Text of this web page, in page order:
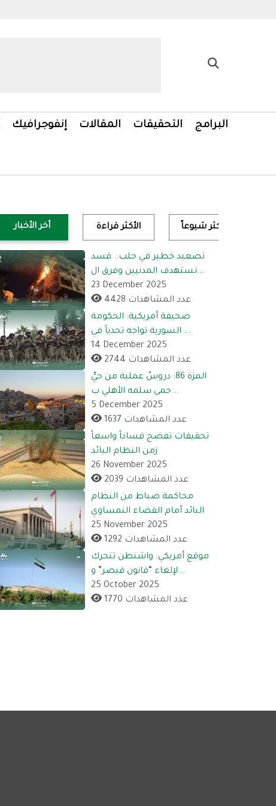
إنفوجرافيك المقالات التحقيقات البرامج
أخر الأخبار الأكثر قراءة الأكثر شيوعاً
تصعيد خطير في حلب.. قسد
تستهدف المدنيين وفرق ال...
23 December 2025
4428 عدد المشاهدات
صحيفة أمريكية: الحكومة
السورية تواجه تحدياً في ...
14 December 2025
2744 عدد المشاهدات
المزة 86: دروسٌ عملية من حيٍّ
حمى سلمه الأهلي ب...
5 December 2025
1637 عدد المشاهدات
تحقيقات تفضح فساداً واسعاً
زمن النظام البائد
26 November 2025
2039 عدد المشاهدات
محاكمة ضباط من النظام
البائد أمام القضاء النمساوي
25 November 2025
1292 عدد المشاهدات
موقع أمريكي: واشنطن تتحرك
لإلغاء “قانون قيصر” و...
25 October 2025
1770 عدد المشاهدات